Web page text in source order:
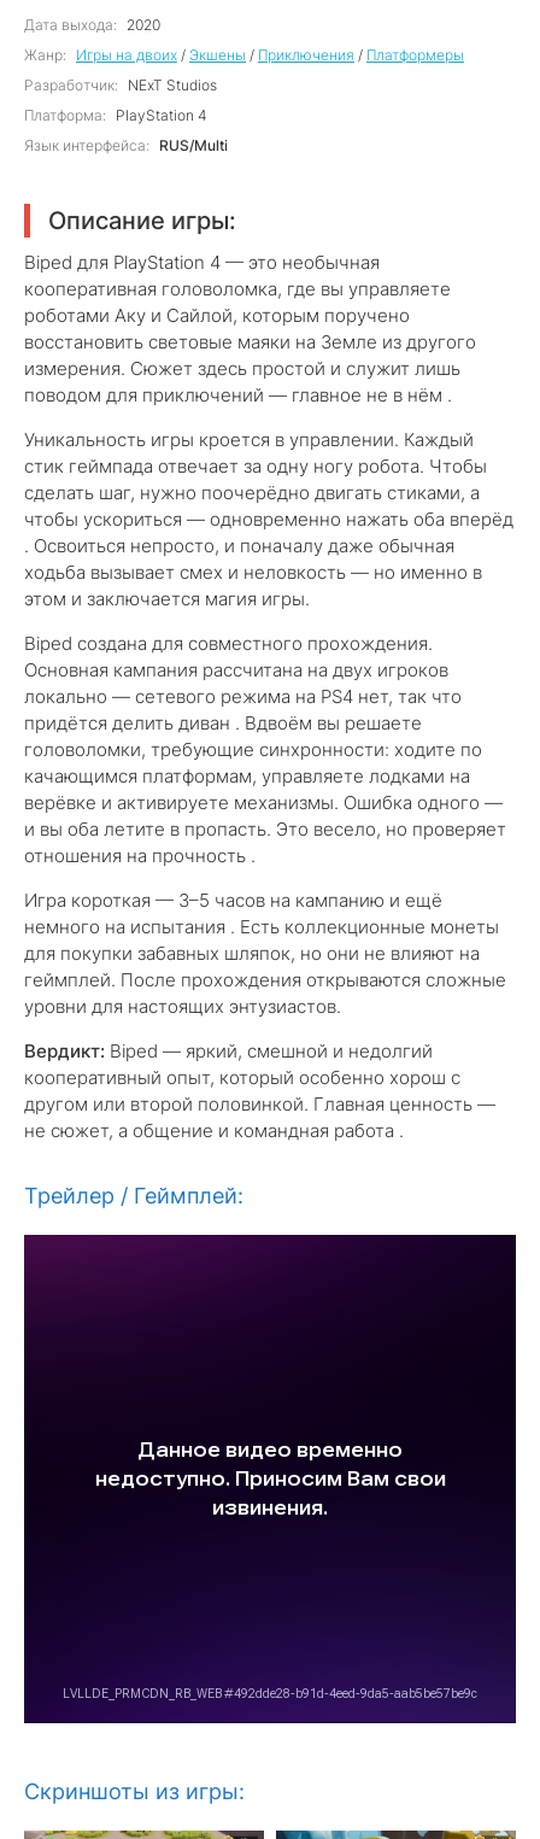
Дата выхода:
2020
Жанр:
Игры на двоих / Экшены / Приключения / Платформеры
Разработчик:
NExT Studios
Платформа:
PlayStation 4
Язык интерфейса:
RUS/Multi
Описание игры:
Biped для PlayStation 4 — это необычная
кооперативная головоломка, где вы управляете
роботами Аку и Сайлой, которым поручено
восстановить световые маяки на Земле из другого
измерения. Сюжет здесь простой и служит лишь
поводом для приключений — главное не в нём .
Уникальность игры кроется в управлении. Каждый
стик геймпада отвечает за одну ногу робота. Чтобы
сделать шаг, нужно поочерёдно двигать стиками, а
чтобы ускориться — одновременно нажать оба вперёд
. Освоиться непросто, и поначалу даже обычная
ходьба вызывает смех и неловкость — но именно в
этом и заключается магия игры.
Biped создана для совместного прохождения.
Основная кампания рассчитана на двух игроков
локально — сетевого режима на PS4 нет, так что
придётся делить диван . Вдвоём вы решаете
головоломки, требующие синхронности: ходите по
качающимся платформам, управляете лодками на
верёвке и активируете механизмы. Ошибка одного —
и вы оба летите в пропасть. Это весело, но проверяет
отношения на прочность .
Игра короткая — 3–5 часов на кампанию и ещё
немного на испытания . Есть коллекционные монеты
для покупки забавных шляпок, но они не влияют на
геймплей. После прохождения открываются сложные
уровни для настоящих энтузиастов.
Вердикт: Biped — яркий, смешной и недолгий
кооперативный опыт, который особенно хорош с
другом или второй половинкой. Главная ценность —
не сюжет, а общение и командная работа .
Трейлер / Геймплей:
Скриншоты из игры: